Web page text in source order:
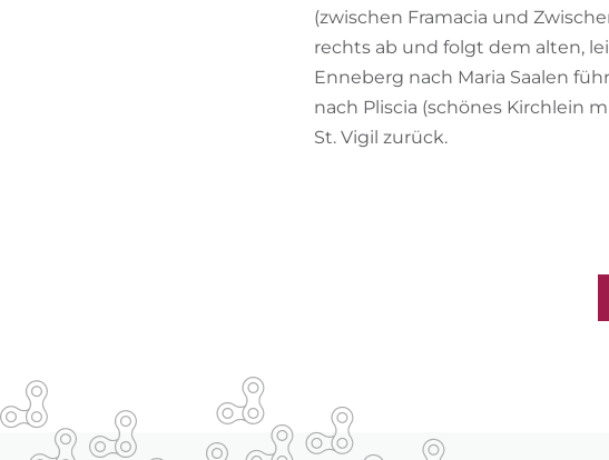
(zwischen Framacia und
rechts ab und folgt dem alten,
Enneberg nach Maria Saalen
nach Pliscia (schönes Kirchlein
St. Vigil zurück.